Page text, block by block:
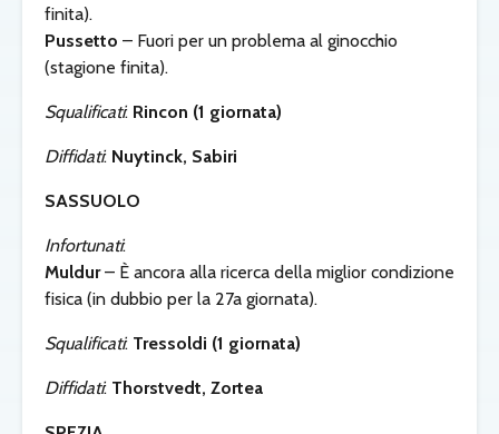
finita).
Pussetto – Fuori per un problema al ginocchio
(stagione finita).
Squalificati: Rincon (1 giornata)
Diffidati: Nuytinck, Sabiri
SASSUOLO
Infortunati:
Muldur– È ancora alla ricerca della miglior condizione
fisica (in dubbio per la 27a giornata).
Squalificati: Tressoldi (1 giornata)
Diffidati: Thorstvedt, Zortea